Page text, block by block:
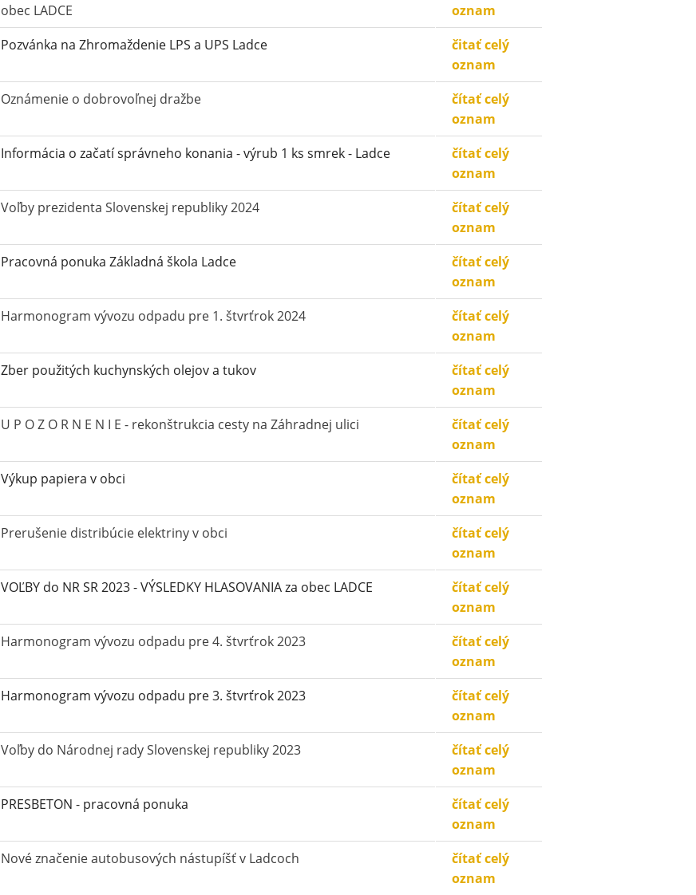
obec LADCE
oznam
Pozvánka na Zhromaždenie LPS a UPS Ladce
čitať celý
oznam
Oznámenie o dobrovoľnej dražbe
čítať celý
oznam
Informácia o začatí správneho konania - výrub 1 ks smrek - Ladce
čítať celý
oznam
Voľby prezidenta Slovenskej republiky 2024
čítať celý
oznam
Pracovná ponuka Základná škola Ladce
čítať celý
oznam
Harmonogram vývozu odpadu pre 1. štvrťrok 2024
čítať celý
oznam
Zber použitých kuchynských olejov a tukov
čítať celý
oznam
U P O Z O R N E N I E - rekonštrukcia cesty na Záhradnej ulici
čítať celý
oznam
Výkup papiera v obci
čítať celý
oznam
Prerušenie distribúcie elektriny v obci
čítať celý
oznam
VOĽBY do NR SR 2023 - VÝSLEDKY HLASOVANIA za obec LADCE
čítať celý
oznam
Harmonogram vývozu odpadu pre 4. štvrťrok 2023
čítať celý
oznam
Harmonogram vývozu odpadu pre 3. štvrťrok 2023
čítať celý
oznam
Voľby do Národnej rady Slovenskej republiky 2023
čítať celý
oznam
PRESBETON - pracovná ponuka
čítať celý
oznam
Nové značenie autobusových nástupíšť v Ladcoch
čítať celý
oznam